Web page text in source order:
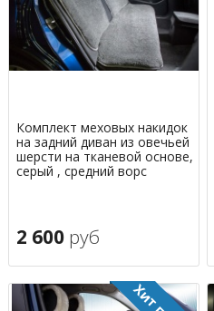
Комплект меховых накидок
на задний диван из овечьей
шерсти на тканевой основе,
серый , средний ворс
2 600 руб